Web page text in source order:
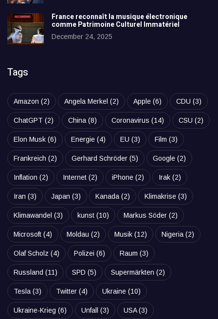
France reconnaît la musique électronique
comme Patrimoine Culturel Immatériel
December 24, 2025
Tags
Amazon (2) Angela Merkel (2) Apple (6) CDU (3)
ChatGPT (2) China(8) Coronavirus (14) CSU (2)
Elon Musk (6) Energie (4) EU (3) Film (3)
Frankreich (2) Gerhard Schröder (5) Google (2)
Inflation (2) Internet (2) iPhone (2) Irak (2)
Iran (3) Japan (3) Kanada(2) Klimakrise (3)
Klimawandel (3) kunst (10) Markus Söder (2)
Microsoft (4) Moldau (2) Musik (12) Nigeria(2)
Olaf Scholz (4) Polizei (6) Raum (3)
Russland (11) SPD (5) Supermärkten (2)
Tesla(3) Twitter (4) Ukraine (10)
Ukraine-Krieg (6) Unfall (3) USA(3)